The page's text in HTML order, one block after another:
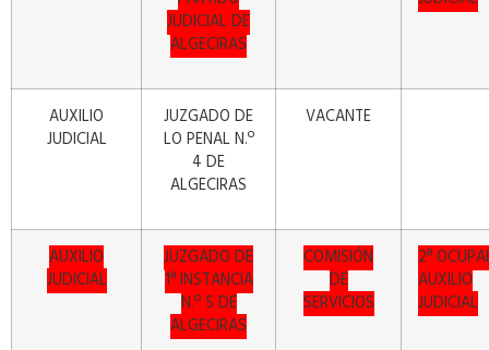
JUDICIAL DE
ALGECIRAS
AUXILIO
JUDICIAL
JUZGADO DE
LO PENAL N.º
4 DE
ALGECIRAS
VACANTE
AUXILIO
JUDICIAL
JUZGADO DE
1ª INSTANCIA
N.º 5 DE
ALGECIRAS
COMISIÓN
DE
SERVICIOS
2ª
AUXILIO
JUDICIAL